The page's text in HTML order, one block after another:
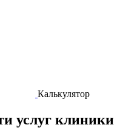
Калькулятор
услуг клиники